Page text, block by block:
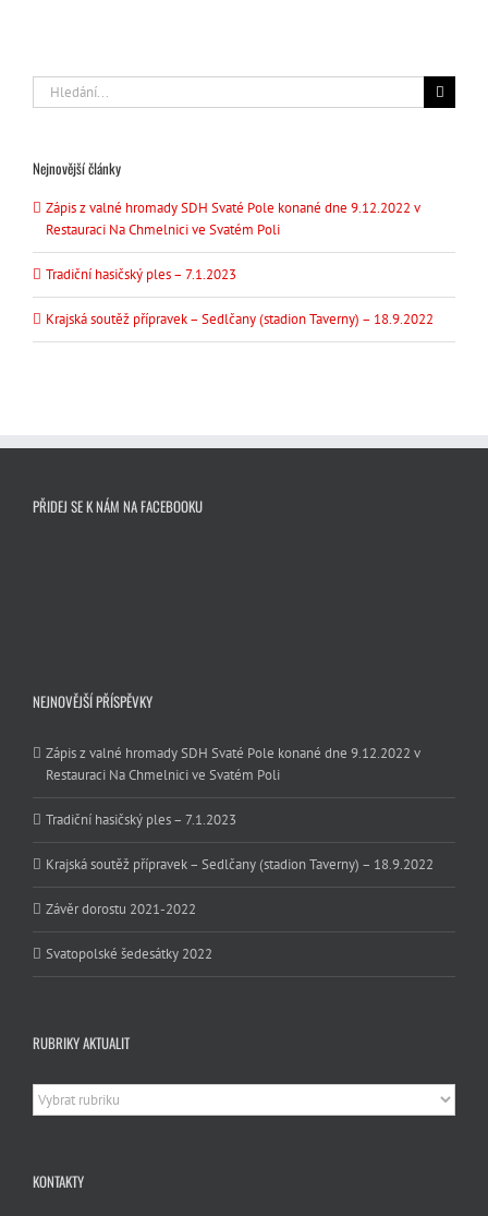
Hledat:
Nejnovější články
Zápis z valné hromady SDH Svaté Pole konané dne 9.12.2022 v
Restauraci Na Chmelnici ve Svatém Poli
Tradiční hasičský ples – 7.1.2023
Krajská soutěž přípravek – Sedlčany (stadion Taverny) – 18.9.2022
PŘIDEJ SE K NÁM NA FACEBOOKU
NEJNOVĚJŠÍ PŘÍSPĚVKY
Zápis z valné hromady SDH Svaté Pole konané dne 9.12.2022 v
Restauraci Na Chmelnici ve Svatém Poli
Tradiční hasičský ples – 7.1.2023
Krajská soutěž přípravek – Sedlčany (stadion Taverny) – 18.9.2022
Závěr dorostu 2021-2022
Svatopolské šedesátky 2022
RUBRIKY AKTUALIT
Rubriky
aktualit
KONTAKTY